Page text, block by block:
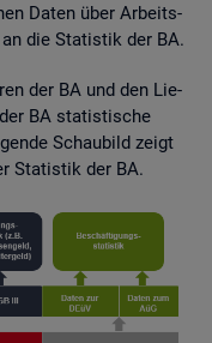
Daten über Ar­beits­
die Sta­tis­tik der BA.
der BA und den Lie­
BA sta­tis­ti­sche
Schau­bild zeigt
Sta­tis­tik der BA.